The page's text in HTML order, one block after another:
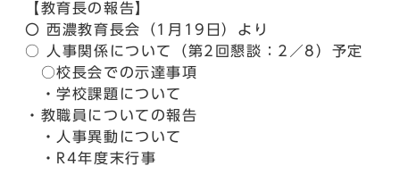
【教育長の報告】
〇 西濃教育長会（1月19日）より
○ 人事関係について（第2回懇談：2／8）予定
○校長会での示達事項
・学校課題について
・教職員についての報告
・人事異動について
・R4年度末行事